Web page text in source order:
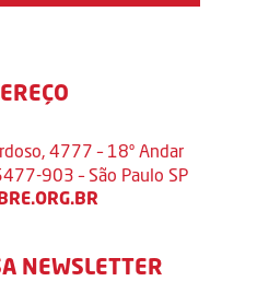
4777 – 18º Andar
903 – São Paulo SP
NEWSLETTER